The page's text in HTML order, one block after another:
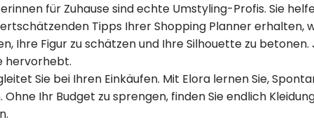
für Zuhause sind echte Umstyling-Profis. Sie
Tipps Ihrer Shopping Planner erhalten,
Ihre Figur zu schätzen und Ihre Silhouette zu
hervorhebt.
Sie bei Ihren Einkäufen. Mit Elora lernen Sie,
Ihr Budget zu sprengen, finden Sie endlich